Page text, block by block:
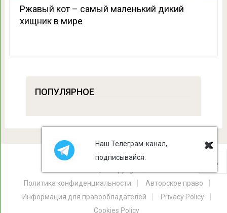
Ржавый кот – самый маленький дикий
хищник в мире
ПОПУЛЯРНОЕ
Политика конфиденциальности
Авторское право
Информация для правообладателей
Privacy Policy
Cookies Policy
Наш Телеграм-канал,
подписывайся: